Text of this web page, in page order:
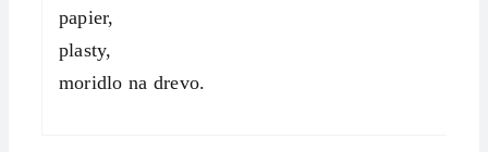
papier,
plasty,
moridlo na drevo.